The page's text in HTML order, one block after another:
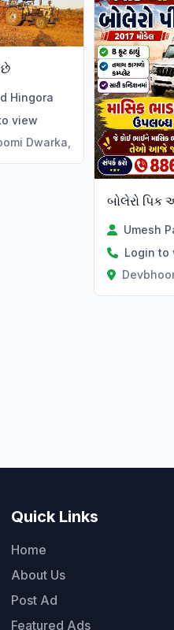
છે
Hingora
view
Dwarka, Gujarat
બોલેરો પિક
Umesh
Login to
Quick Links
Home
About Us
Post Ad
Featured Ads